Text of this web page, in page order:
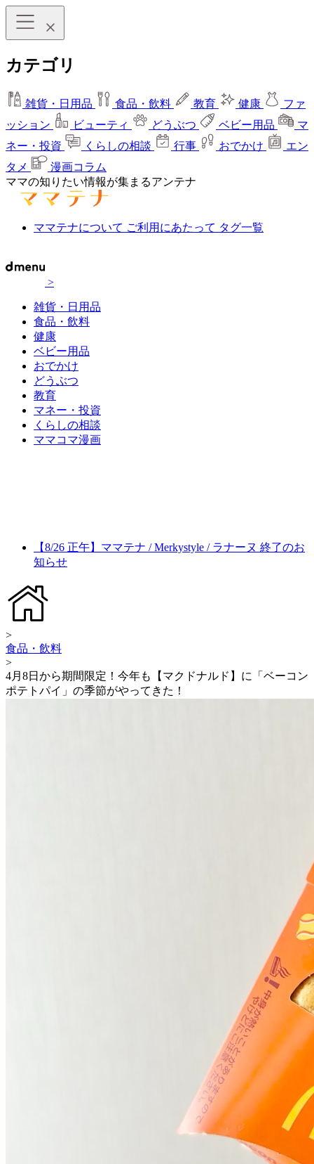
カテゴリ
雑貨・日用品 食品・飲料 教育 健康
ファ
ッション
ビューティ どうぶつ ベビー用品
マ
ネー・投資
くらしの相談 行事 おでかけ
エン
タメ
漫画コラム
ママの知りたい情報が集まるアンテナ
ママテナについて ご利用にあたって タグ一覧
>
雑貨・日用品
食品・飲料
健康
ベビー用品
おでかけ
どうぶつ
教育
マネー・投資
くらしの相談
ママコマ漫画
【8/26 正午】ママテナ / Merkystyle / ラナーヌ 終了のお
知らせ
>
食品・飲料
>
4月8日から期間限定！今年も【マクドナルド】に「ベーコン
ポテトパイ」の季節がやってきた！